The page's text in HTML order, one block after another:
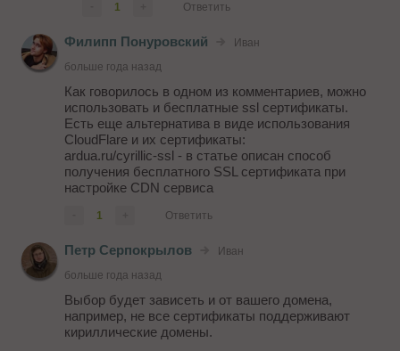
1 Ответить
Филипп Понуровский
Иван
больше года назад
Как говорилось в одном из комментариев, можно
использовать и бесплатные ssl сертификаты.
Есть еще альтернатива в виде использования
CloudFlare и их сертификаты:
ardua.ru/cyrillic-ssl - в статье описан способ
получения бесплатного SSL сертификата при
настройке CDN сервиса
1 Ответить
Петр Серпокрылов
Иван
больше года назад
Выбор будет зависеть и от вашего домена,
например, не все сертификаты поддерживают
кириллические домены.